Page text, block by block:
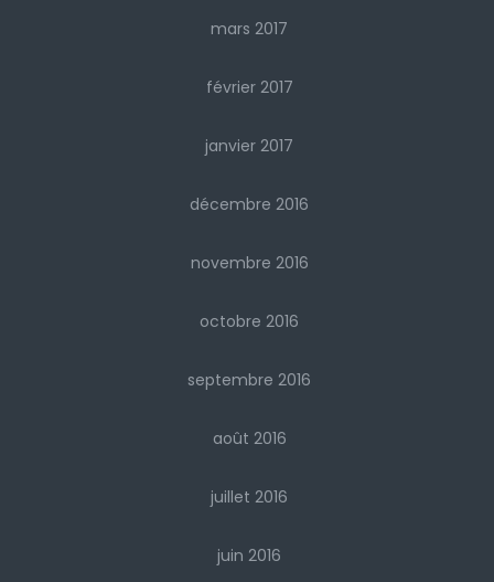
mars 2017
février 2017
janvier 2017
décembre 2016
novembre 2016
octobre 2016
septembre 2016
août 2016
juillet 2016
juin 2016